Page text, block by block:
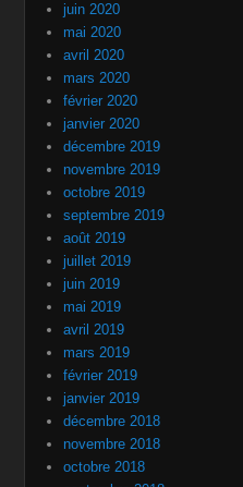
juin 2020
mai 2020
avril 2020
mars 2020
février 2020
janvier 2020
décembre 2019
novembre 2019
octobre 2019
septembre 2019
août 2019
juillet 2019
juin 2019
mai 2019
avril 2019
mars 2019
février 2019
janvier 2019
décembre 2018
novembre 2018
octobre 2018